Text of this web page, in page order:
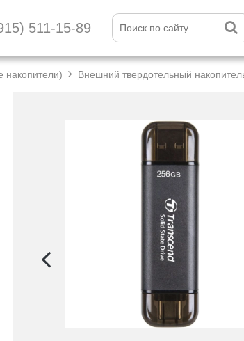
511-15-89
накопители) Внешний твердотельный